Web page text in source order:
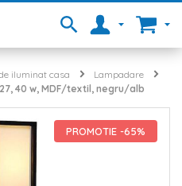
iluminat casa
Lampadare
40 w, MDF/textil, negru/alb
PROMOTIE -65%